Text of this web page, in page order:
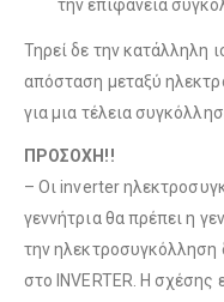
την επιφάνεια
Τηρεί δε την κατάλληλη
απόσταση μεταξύ
για μια τέλεια
ΠΡΟΣΟΧΗ!!
– Οι inverter
γεννήτρια θα πρέπει η
την ηλεκτροσυγκόλληση
στο INVERTER. H σχέσης